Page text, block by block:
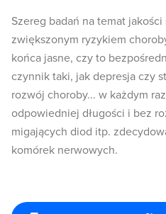
Szereg badań na temat jakości
zwiększonym ryzykiem
końca jasne, czy to
czynnik taki, jak depresja czy
rozwój choroby... w każdym
odpowiedniej długości i bez
migających diod itp.
komórek nerwowych.